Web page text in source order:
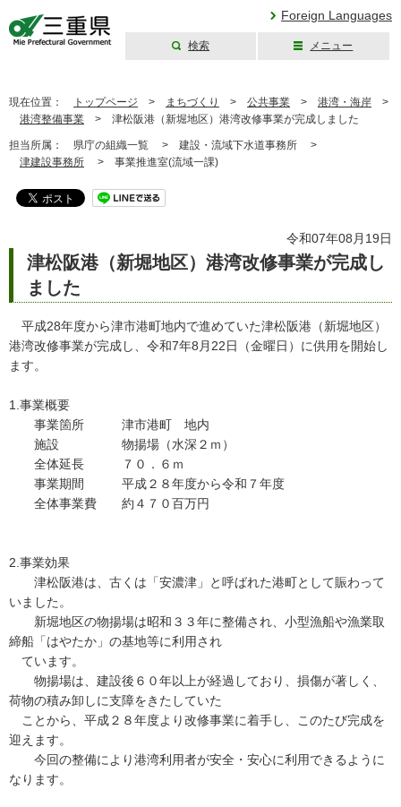
Foreign Languages
検索 メニュー
現在位置： トップページ > まちづくり > 公共事業 > 港湾・海岸 >
港湾整備事業 > 津松阪港（新堀地区）港湾改修事業が完成しました
担当所属： 県庁の組織一覧 > 建設・流域下水道事務所 >
津建設事務所 > 事業推進室(流域一課)
令和07年08月19日
津松阪港（新堀地区）港湾改修事業が完成し
ました
平成28年度から津市港町地内で進めていた津松阪港（新堀地区）
港湾改修事業が完成し、令和7年8月22日（金曜日）に供用を開始し
ます。
1.事業概要
事業箇所 津市港町 地内
施設 物揚場（水深２ｍ）
全体延長 ７０．６ｍ
事業期間 平成２８年度から令和７年度
全体事業費 約４７０百万円
2.事業効果
津松阪港は、古くは「安濃津」と呼ばれた港町として賑わって
いました。
新堀地区の物揚場は昭和３３年に整備され、小型漁船や漁業取
締船「はやたか」の基地等に利用され
ています。
物揚場は、建設後６０年以上が経過しており、損傷が著しく、
荷物の積み卸しに支障をきたしていた
ことから、平成２８年度より改修事業に着手し、このたび完成を
迎えます。
今回の整備により港湾利用者が安全・安心に利用できるように
なります。